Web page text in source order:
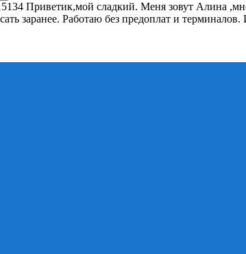
Приветик,мой сладкий. Меня зовут Алина
заранее. Работаю без предоплат и